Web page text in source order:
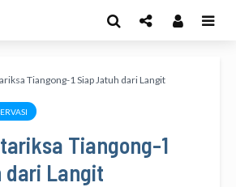
Tiangong-1 Siap Jatuh dari Langit
Tiangong-1
dari Langit